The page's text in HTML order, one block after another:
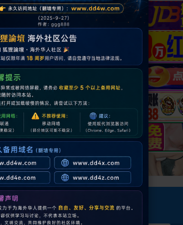
邀请码订单查询